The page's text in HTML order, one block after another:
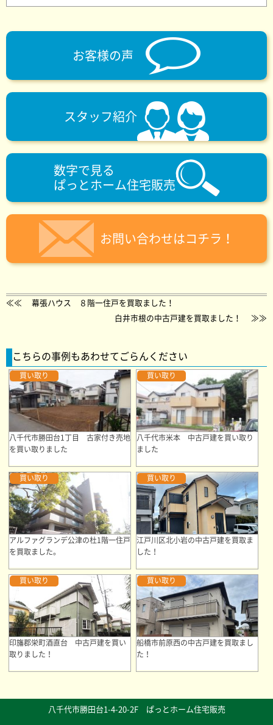
お客様の声
スタッフ紹介
数字で見る
ぱっとホーム住宅販売
お問い合わせはコチラ！
≪≪ 幕張ハウス ８階一住戸を買取ました！
白井市根の中古戸建を買取ました！
≫≫
こちらの事例もあわせてごらんください
買い取り
八千代市勝田台1丁目 古家付き売地
を買い取りました
買い取り
八千代市米本 中古戸建を買い取り
ました
買い取り
アルファグランデ公津の杜1階一住戸
を買取ました。
買い取り
江戸川区北小岩の中古戸建を買取ま
した！
買い取り
印旛郡栄町酒直台 中古戸建を買い
取りました！
買い取り
船橋市前原西の中古戸建を買取まし
た！
八千代市勝田台1-4-20-2F ぱっとホーム住宅販売